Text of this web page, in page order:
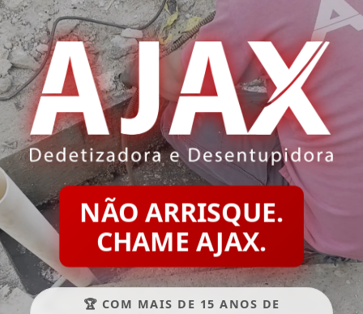
NÃO ARRISQUE.
CHAME AJAX.
🏆 COM MAIS DE 15 ANOS DE